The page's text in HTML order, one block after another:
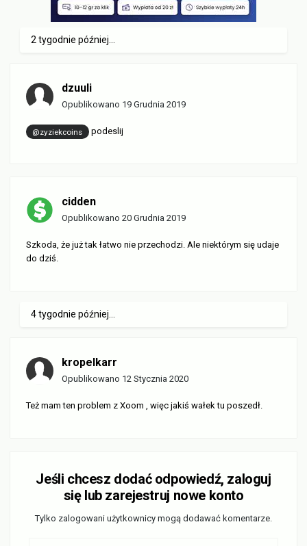
2 tygodnie później...
dzuuli
Opublikowano 19 Grudnia 2019
@zyziekcoins podeslij
cidden
Opublikowano 20 Grudnia 2019
Szkoda, że już tak łatwo nie przechodzi. Ale niektórym się udaje
do dziś.
4 tygodnie później...
kropelkarr
Opublikowano 12 Stycznia 2020
Też mam ten problem z Xoom , więc jakiś wałek tu poszedł.
Jeśli chcesz dodać odpowiedź, zaloguj
się lub zarejestruj nowe konto
Tylko zalogowani użytkownicy mogą dodawać komentarze.